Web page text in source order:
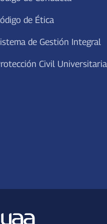
de Ética
de Gestión Integral
Civil Universitaria